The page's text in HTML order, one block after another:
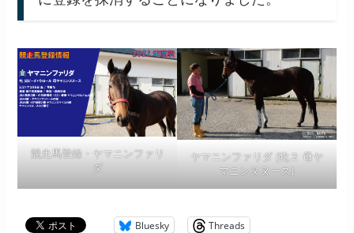
競走馬登録・ヤマニンファリ
ダ
ヤマニンファリダ (牝２ 母ヤ
マニンヌヌース)
Bluesky
Threads